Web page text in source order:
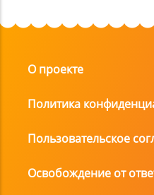
О проекте
Политика
Пользовательское
Освобождение от